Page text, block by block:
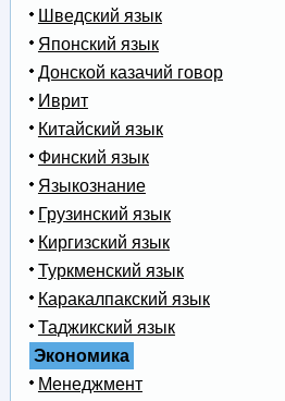
Шведский язык
Японский язык
Донской казачий говор
Иврит
Китайский язык
Финский язык
Языкознание
Грузинский язык
Киргизский язык
Туркменский язык
Каракалпакский язык
Таджикский язык
Экономика
Менеджмент